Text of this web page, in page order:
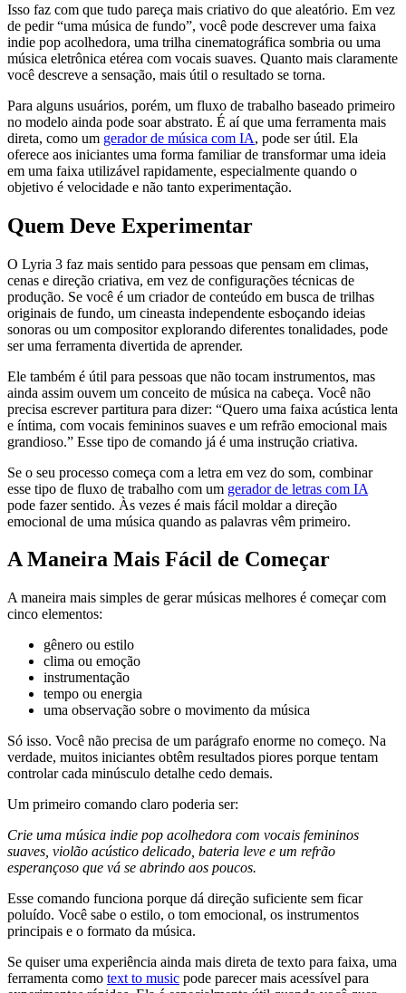
Isso faz com que tudo pareça mais criativo do que aleatório. Em vez
de pedir “uma música de fundo”, você pode descrever uma faixa
indie pop acolhedora, uma trilha cinematográfica sombria ou uma
música eletrônica etérea com vocais suaves. Quanto mais claramente
você descreve a sensação, mais útil o resultado se torna.
Para alguns usuários, porém, um fluxo de trabalho baseado primeiro
no modelo ainda pode soar abstrato. É aí que uma ferramenta mais
direta, como um gerador de música com IA, pode ser útil. Ela
oferece aos iniciantes uma forma familiar de transformar uma ideia
em uma faixa utilizável rapidamente, especialmente quando o
objetivo é velocidade e não tanto experimentação.
Quem Deve Experimentar
O Lyria 3 faz mais sentido para pessoas que pensam em climas,
cenas e direção criativa, em vez de configurações técnicas de
produção. Se você é um criador de conteúdo em busca de trilhas
originais de fundo, um cineasta independente esboçando ideias
sonoras ou um compositor explorando diferentes tonalidades, pode
ser uma ferramenta divertida de aprender.
Ele também é útil para pessoas que não tocam instrumentos, mas
ainda assim ouvem um conceito de música na cabeça. Você não
precisa escrever partitura para dizer: “Quero uma faixa acústica lenta
e íntima, com vocais femininos suaves e um refrão emocional mais
grandioso.” Esse tipo de comando já é uma instrução criativa.
Se o seu processo começa com a letra em vez do som, combinar
esse tipo de fluxo de trabalho com um gerador de letras com IA
pode fazer sentido. Às vezes é mais fácil moldar a direção
emocional de uma música quando as palavras vêm primeiro.
A Maneira Mais Fácil de Começar
A maneira mais simples de gerar músicas melhores é começar com
cinco elementos:
gênero ou estilo
clima ou emoção
instrumentação
tempo ou energia
uma observação sobre o movimento da música
Só isso. Você não precisa de um parágrafo enorme no começo. Na
verdade, muitos iniciantes obtêm resultados piores porque tentam
controlar cada minúsculo detalhe cedo demais.
Um primeiro comando claro poderia ser:
Crie uma música indie pop acolhedora com vocais femininos
suaves, violão acústico delicado, bateria leve e um refrão
esperançoso que vá se abrindo aos poucos.
Esse comando funciona porque dá direção suficiente sem ficar
poluído. Você sabe o estilo, o tom emocional, os instrumentos
principais e o formato da música.
Se quiser uma experiência ainda mais direta de texto para faixa, uma
ferramenta como text to music pode parecer mais acessível para